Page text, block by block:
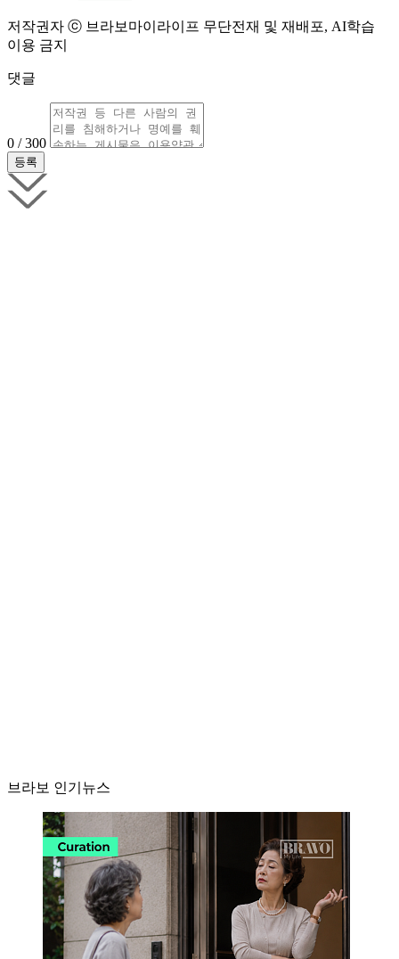
저작권자 ⓒ 브라보마이라이프 무단전재 및 재배포, AI학습
이용 금지
댓글
0 / 300
브라보 인기뉴스